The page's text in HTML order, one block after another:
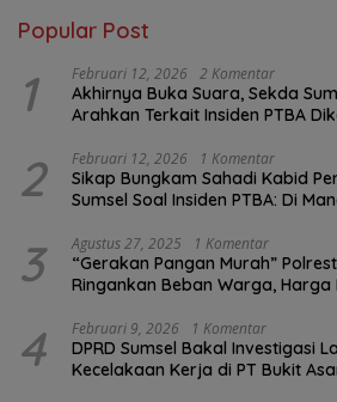
Popular Post
1 Februari 12, 2026 2 Komentar
Akhirnya Buka Suara, Sekda
Arahkan Terkait Insiden PTBA
2 Februari 12, 2026 1 Komentar
Sikap Bungkam Sahadi Kabid
Sumsel Soal Insiden PTBA: Di
3 Agustus 27, 2025 1 Komentar
“Gerakan Pangan Murah”
Ringankan Beban Warga, Harga
4 Februari 9, 2026 1 Komentar
DPRD Sumsel Bakal Investigasi
Kecelakaan Kerja di PT Bukit